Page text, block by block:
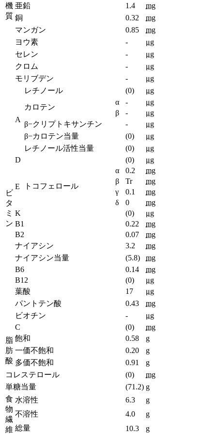
機
質
亜鉛
1.4
mg
銅
0.32
mg
マンガン
0.85
mg
ヨウ素
-
μg
セレン
-
μg
クロム
-
μg
モリブデン
- μg
ビ
タ
ミ
ン
A
レチノール (0)
μg
カロテン
α -
μg
β
-
μg
β−クリプトキサンチン
-
μg
β−カロテン当量
(0)
μg
レチノール活性当量
(0)
μg
D
(0) μg
E トコフェロール
α 0.2
mg
β
Tr
mg
γ
0.1
mg
δ
0
mg
K
(0)
μg
B1
0.22
mg
B2
0.07
mg
ナイアシン
3.2
mg
ナイアシン当量
(5.8)
mg
B6
0.14
mg
B12
(0)
μg
葉酸
17
μg
パントテン酸
0.43
mg
ビオチン
-
μg
C
(0)
mg
脂
肪
酸
飽和 0.58
g
一価不飽和
0.20
g
多価不飽和
0.91
g
コレステロール
(0)
mg
単糖当量
(71.2) g
食
物
繊
維
水溶性 6.3
g
不溶性
4.0
g
総量
10.3
g